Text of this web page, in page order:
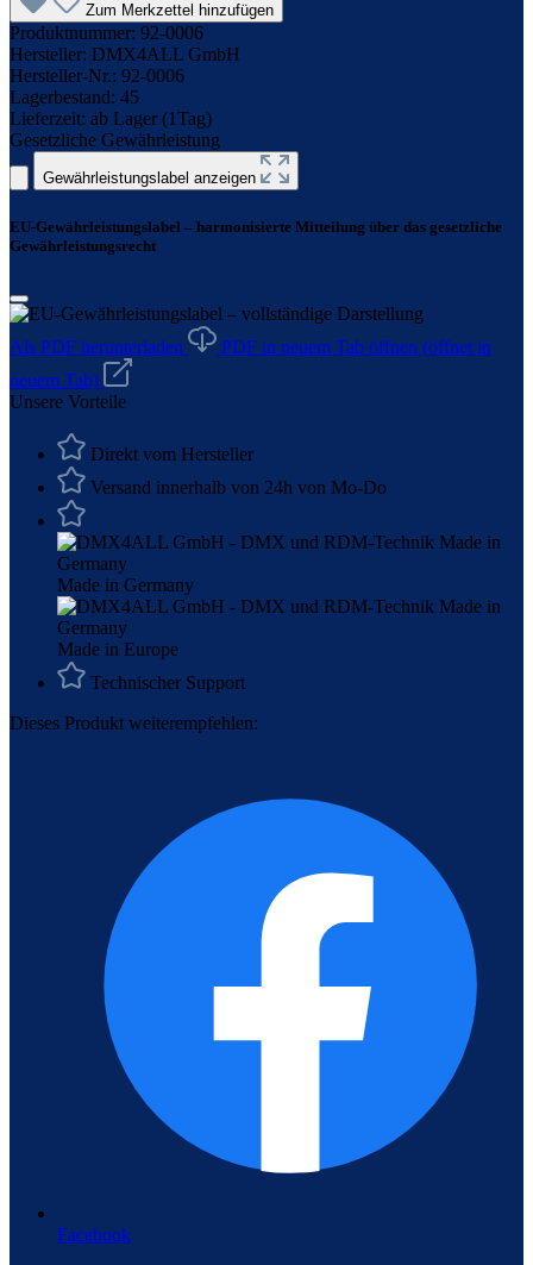
Zum Merkzettel hinzufügen
Produktnummer: 92-0006
Hersteller: DMX4ALL GmbH
Hersteller-Nr.: 92-0006
Lagerbestand: 45
Lieferzeit: ab Lager (1Tag)
Gesetzliche Gewährleistung
Gewährleistungslabel anzeigen
EU-Gewährleistungslabel – harmonisierte Mitteilung über das gesetzliche
Gewährleistungsrecht
Als PDF herunterladen PDF in neuem Tab öffnen (öffnet in
neuem Tab)
Unsere Vorteile
Direkt vom Hersteller
Versand innerhalb von 24h von Mo-Do
Made in Germany
Made in Europe
Technischer Support
Dieses Produkt weiterempfehlen:
Facebook